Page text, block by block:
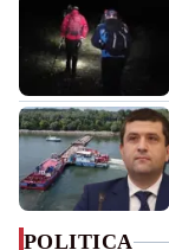
POLITICA